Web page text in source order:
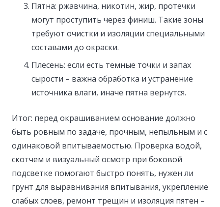
Пятна: ржавчина, никотин, жир, протечки
могут проступить через финиш. Такие зоны
требуют очистки и изоляции специальными
составами до окраски.
Плесень: если есть темные точки и запах
сырости – важна обработка и устранение
источника влаги, иначе пятна вернутся.
Итог: перед окрашиванием основание должно
быть ровным по задаче, прочным, непыльным и с
одинаковой впитываемостью. Проверка водой,
скотчем и визуальный осмотр при боковой
подсветке помогают быстро понять, нужен ли
грунт для выравнивания впитывания, укрепление
слабых слоев, ремонт трещин и изоляция пятен –